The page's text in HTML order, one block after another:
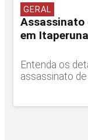
GERAL
Assassinato
em Itaperuna
Entenda os
assassinato